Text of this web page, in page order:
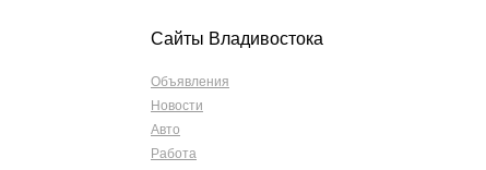
Сайты Владивостока
Объявления
Новости
Авто
Работа